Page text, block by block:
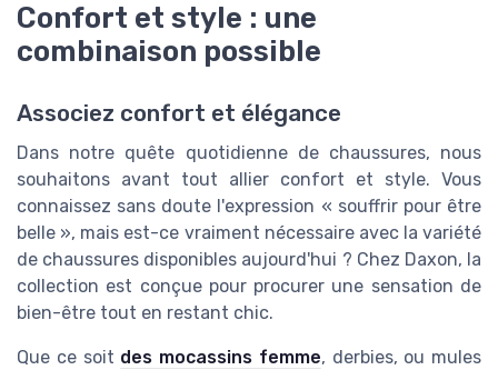
Confort et style : une
combinaison possible
Associez confort et élégance
Dans notre quête quotidienne de chaussures, nous
souhaitons avant tout allier confort et style. Vous
connaissez sans doute l'expression « souffrir pour être
belle », mais est-ce vraiment nécessaire avec la variété
de chaussures disponibles aujourd'hui ? Chez Daxon, la
collection est conçue pour procurer une sensation de
bien-être tout en restant chic.
Que ce soit des mocassins femme, derbies, ou mules